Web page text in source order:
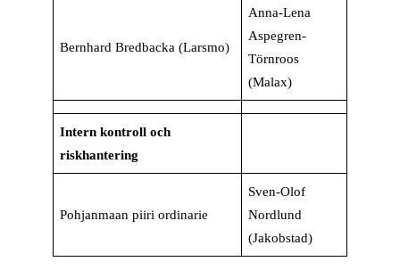
Bernhard Bredbacka (Larsmo)
Anna-Lena
Aspegren-
Törnroos
(Malax)
Intern kontroll och
riskhantering
Pohjanmaan piiri ordinarie
Sven-Olof
Nordlund
(Jakobstad)